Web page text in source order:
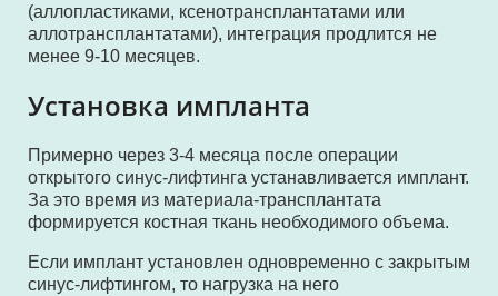
(аллопластиками, ксенотрансплантатами или
аллотрансплантатами), интеграция продлится не
менее 9-10 месяцев.
Установка импланта
Примерно через 3-4 месяца после операции
открытого синус-лифтинга устанавливается имплант.
За это время из материала-трансплантата
формируется костная ткань необходимого объема.
Если имплант установлен одновременно с закрытым
синус-лифтингом, то нагрузка на него